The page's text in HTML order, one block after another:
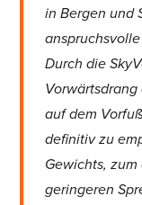
in Bergen und
Durch die
auf dem
definitiv zu
Gewichts,
geringeren